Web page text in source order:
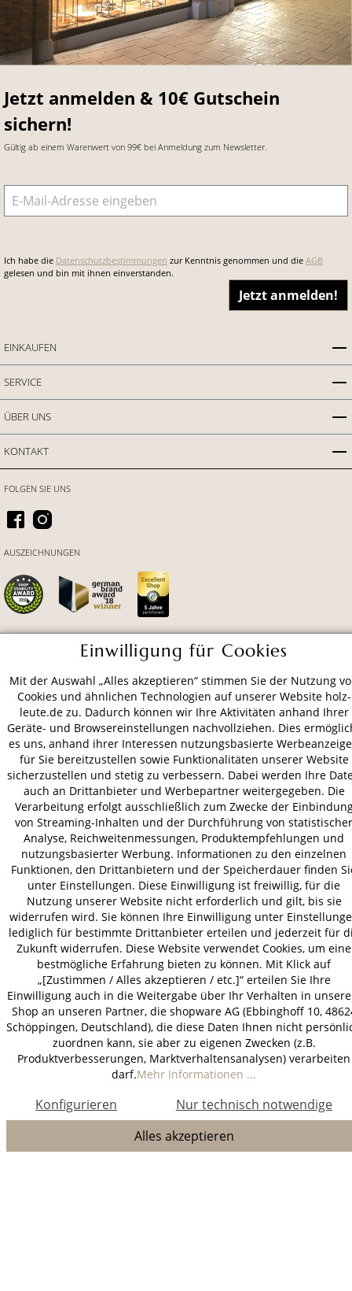
Jetzt anmelden & 10€ Gutschein
sichern!
Gültig ab einem Warenwert von 99€ bei Anmeldung zum Newsletter.
E-Mail-Adresse
Ich habe die Datenschutzbestimmungen zur Kenntnis genommen und die AGB
gelesen und bin mit ihnen einverstanden.
Jetzt anmelden!
EINKAUFEN
SERVICE
ÜBER UNS
KONTAKT
VERSAND
FOLGEN SIE UNS
AUSZEICHNUNGEN
AGB Datenschutz
Impressum
© 2026 HOLZ-LEUTE
* Alle Preise inkl. gesetzl. Mehrwertsteuer zzgl.Versandkosten.
Einwilligung für Cookies
Mit der Auswahl „Alles akzeptieren“ stimmen Sie der Nutzung
Cookies und ähnlichen Technologien auf unserer Website holz-
leute.de zu. Dadurch können wir Ihre Aktivitäten anhand Ihrer
Geräte- und Browsereinstellungen nachvollziehen. Dies
es uns, anhand ihrer Interessen nutzungsbasierte
für Sie bereitzustellen sowie Funktionalitäten unserer Website
sicherzustellen und stetig zu verbessern. Dabei werden Ihre
auch an Drittanbieter und Werbepartner weitergegeben. Die
Verarbeitung erfolgt ausschließlich zum Zwecke der
von Streaming-Inhalten und der Durchführung von statistischer
Analyse, Reichweitenmessungen, Produktempfehlungen und
nutzungsbasierter Werbung. Informationen zu den einzelnen
Funktionen, den Drittanbietern und der Speicherdauer finden
unter Einstellungen. Diese Einwilligung ist freiwillig, für die
Nutzung unserer Website nicht erforderlich und gilt, bis sie
widerrufen wird. Sie können Ihre Einwilligung unter
lediglich für bestimmte Drittanbieter erteilen und jederzeit für
Zukunft widerrufen. Diese Website verwendet Cookies, um eine
bestmögliche Erfahrung bieten zu können. Mit Klick auf
„[Zustimmen / Alles akzeptieren / etc.]“ erteilen Sie Ihre
Einwilligung auch in die Weitergabe über Ihr Verhalten in
Shop an unseren Partner, die shopware AG (Ebbinghoff 10,
Schöppingen, Deutschland), die diese Daten Ihnen nicht
zuordnen kann, sie aber zu eigenen Zwecken (z.B.
Produktverbesserungen, Marktverhaltensanalysen) verarbeiten
darf.Mehr Informationen ...
Nur technisch notwendige
Konfigurieren
Alles akzeptieren